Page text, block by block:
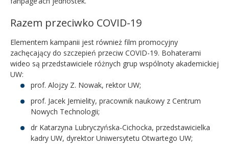
Razem przeciwko COVID-19
Elementem kampanii jest również film promocyjny
zachęcający do szczepień przeciw COVID-19. Bohaterami
wideo są przedstawiciele różnych grup wspólnoty akademickiej
UW:
prof. Alojzy Z. Nowak, rektor UW;
prof. Jacek Jemielity, pracownik naukowy z Centrum
Nowych Technologii;
dr Katarzyna Lubryczyńska-Cichocka, przedstawicielka
kadry UW, dyrektor Uniwersytetu Otwartego UW;